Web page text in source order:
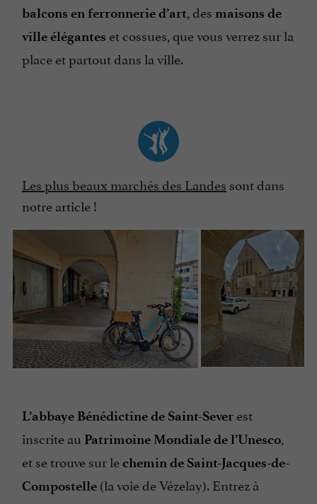
balcons en ferronnerie d’art, des maisons de
ville élégantes et cossues, que vous verrez sur la
place et partout dans la ville.
Les plus beaux marchés des Landes sont dans
notre article !
L’abbaye Bénédictine de Saint-Sever est
inscrite au Patrimoine Mondiale de l’Unesco,
et se trouve sur lechemin de Saint-Jacques-de-
Compostelle (la voie de Vézelay). Entrez à